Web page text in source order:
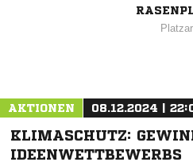
AKTIONEN 08.12.2024 |
KLIMASCHUTZ:
IDEENWETTBEWERBS